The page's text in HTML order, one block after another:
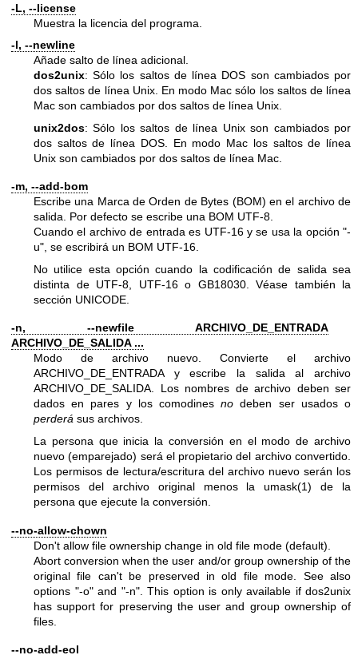
-L, --license
Muestra la licencia del programa.
-l, --newline
Añade salto de línea adicional.
dos2unix: Sólo los saltos de línea DOS son cambiados por
dos saltos de línea Unix. En modo Mac sólo los saltos de línea
Mac son cambiados por dos saltos de línea Unix.
unix2dos: Sólo los saltos de línea Unix son cambiados por
dos saltos de línea DOS. En modo Mac los saltos de línea
Unix son cambiados por dos saltos de línea Mac.
-m, --add-bom
Escribe una Marca de Orden de Bytes (BOM) en el archivo de
salida. Por defecto se escribe una BOM UTF-8.
Cuando el archivo de entrada es UTF-16 y se usa la opción "-
u", se escribirá un BOM UTF-16.
No utilice esta opción cuando la codificación de salida sea
distinta de UTF-8, UTF-16 o GB18030. Véase también la
sección UNICODE.
-n, --newfile ARCHIVO_DE_ENTRADA
ARCHIVO_DE_SALIDA ...
Modo de archivo nuevo. Convierte el archivo
ARCHIVO_DE_ENTRADA y escribe la salida al archivo
ARCHIVO_DE_SALIDA. Los nombres de archivo deben ser
dados en pares y los comodinesno deben ser usados o
perderá sus archivos.
La persona que inicia la conversión en el modo de archivo
nuevo (emparejado) será el propietario del archivo convertido.
Los permisos de lectura/escritura del archivo nuevo serán los
permisos del archivo original menos laumask(1) de la
persona que ejecute la conversión.
--no-allow-chown
Don't allow file ownership change in old file mode (default).
Abort conversion when the user and/or group ownership of the
original file can't be preserved in old file mode. See also
options "-o"and "-n". This option is only available if dos2unix
has support for preserving the user and group ownership of
files.
--no-add-eol